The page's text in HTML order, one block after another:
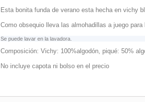
Esta bonita funda de verano esta hecha en vichy
Como obsequio lleva las almohadillas a juego
Se puede lavar en la lavadora.
Composición: Vichy: 100%algodón, piqué: 50%
No incluye capota ni bolso en el precio